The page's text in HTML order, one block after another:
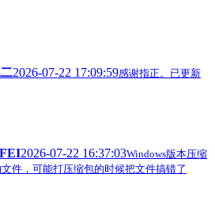
2026-07-22 17:09:59感谢指正。已更新
2026-07-22 16:37:03Windows版本压缩
件，可能打压缩包的时候把文件搞错了